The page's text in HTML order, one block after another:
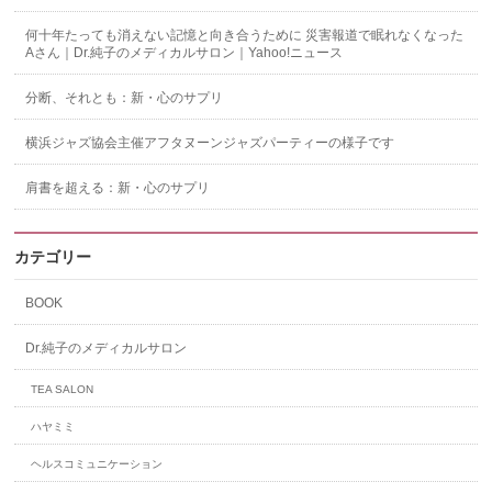
何十年たっても消えない記憶と向き合うために 災害報道で眠れなくなった
Aさん｜Dr.純子のメディカルサロン｜Yahoo!ニュース
分断、それとも：新・心のサプリ
横浜ジャズ協会主催アフタヌーンジャズパーティーの様子です
肩書を超える：新・心のサプリ
カテゴリー
BOOK
Dr.純子のメディカルサロン
TEA SALON
ハヤミミ
ヘルスコミュニケーション